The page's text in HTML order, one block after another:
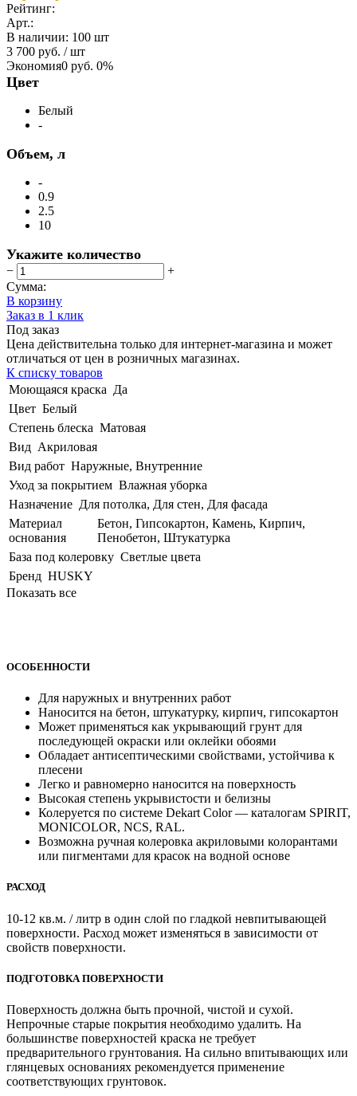
Рейтинг:
Арт.:
В наличии: 100 шт
3 700 руб. / шт
Экономия0 руб. 0%
Цвет
Белый
-
Объем, л
-
0.9
2.5
10
Укажите количество
−
+
Сумма:
В корзину
Заказ в 1 клик
Под заказ
Цена действительна только для интернет-магазина и может
отличаться от цен в розничных магазинах.
К списку товаров
Моющаяся краска Да
Цвет Белый
Степень блеска Матовая
Вид Акриловая
Вид работ Наружные, Внутренние
Уход за покрытием Влажная уборка
Назначение Для потолка, Для стен, Для фасада
Материал
основания
Бетон, Гипсокартон, Камень, Кирпич,
Пенобетон, Штукатурка
База под колеровку Светлые цвета
Бренд HUSKY
Показать все
ОСОБЕННОСТИ
Для наружных и внутренних работ
Наносится на бетон, штукатурку, кирпич, гипсокартон
Может применяться как укрывающий грунт для
последующей окраски или оклейки обоями
Обладает антисептическими свойствами, устойчива к
плесени
Легко и равномерно наносится на поверхность
Высокая степень укрывистости и белизны
Колеруется по системе Dekart Color — каталогам SPIRIT,
MONICOLOR, NCS, RAL.
Возможна ручная колеровка акриловыми колорантами
или пигментами для красок на водной основе
РАСХОД
10-12 кв.м. / литр в один слой по гладкой невпитывающей
поверхности. Расход может изменяться в зависимости от
свойств поверхности.
ПОДГОТОВКА ПОВЕРХНОСТИ
Поверхность должна быть прочной, чистой и сухой.
Непрочные старые покрытия необходимо удалить. На
большинстве поверхностей краска не требует
предварительного грунтования. На сильно впитывающих или
глянцевых основаниях рекомендуется применение
соответствующих грунтовок.